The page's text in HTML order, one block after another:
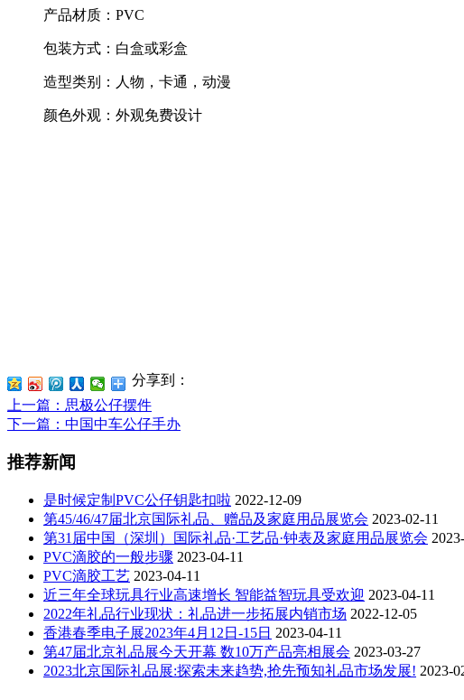
产品材质： PVC
包装方式： 白盒或彩盒
造型类别： 人物，卡通，动漫
颜色外观： 外观免费设计
分享到：
上一篇 ：思极公仔摆件
下一篇 ：中国中车公仔手办
推荐新闻
是时候定制PVC公仔钥匙扣啦 2022-12-09
第45/46/47届北京国际礼品、赠品及家庭用品展览会 2023-02-11
第31届中国（深圳）国际礼品·工艺品·钟表及家庭用品展览会
PVC滴胶的一般步骤 2023-04-11
PVC滴胶工艺 2023-04-11
近三年全球玩具行业高速增长 智能益智玩具受欢迎 2023-04-11
2022年礼品行业现状：礼品进一步拓展内销市场 2022-12-05
香港春季电子展2023年4月12日-15日 2023-04-11
第47届北京礼品展今天开幕 数10万产品亮相展会 2023-03-27
2023北京国际礼品展:探索未来趋势,抢先预知礼品市场发展! 2023-